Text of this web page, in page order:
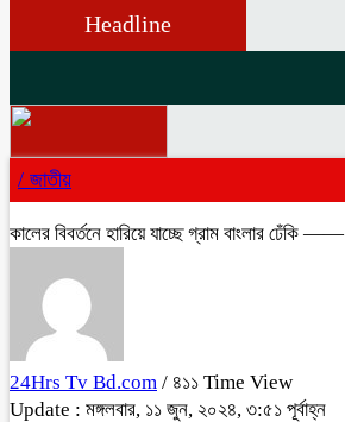
Headline
/ জাতীয়
কালের বিবর্তনে হারিয়ে যাচ্ছে গ্রাম বাংলার ঢেঁকি ——
24Hrs Tv Bd.com / ৪১১ Time View
Update : মঙ্গলবার, ১১ জুন, ২০২৪, ৩:৫১ পূর্বাহ্ন